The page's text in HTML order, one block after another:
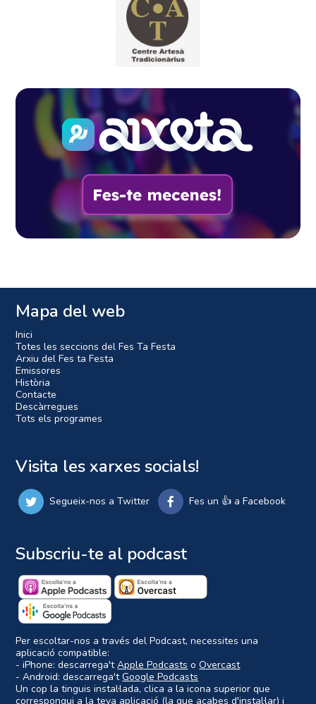
Mapa del web
Inici
Totes les seccions del Fes Ta Festa
Arxiu del Fes ta Festa
Emissores
Història
Contacte
Descàrregues
Tots els programes
Visita les xarxes socials!
Segueix-nos a Twitter Fes un 👍 a Facebook
Subscriu-te al podcast
Per escoltar-nos a través del Podcast, necessites una
aplicació compatible:
- iPhone: descarrega'tApple Podcasts oOvercast
- Android: descarrega'tGoogle Podcasts
Un cop la tinguis instal·lada, clica a la icona superior que
correspongui a la teva aplicació (la que acabes d'instal·lar) i